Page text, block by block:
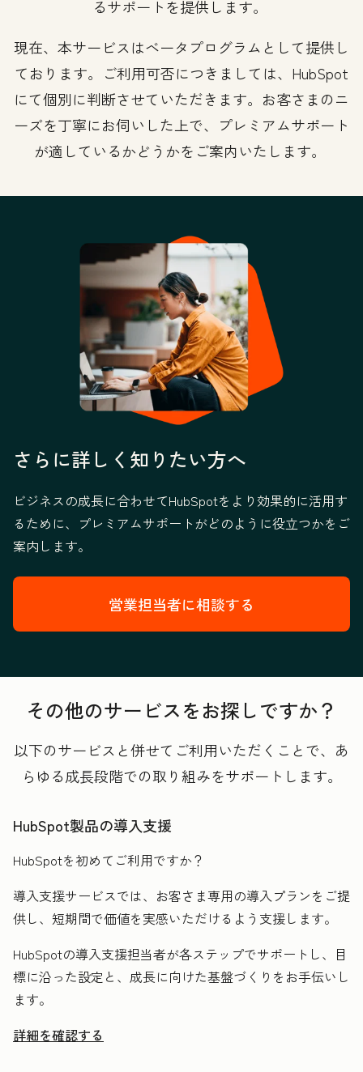
るサポートを提供します。
現在、本サービスはベータプログラムとして提供し
ております。ご利用可否につきましては、HubSpot
にて個別に判断させていただきます。お客さまのニ
ーズを丁寧にお伺いした上で、プレミアムサポート
が適しているかどうかをご案内いたします。
さらに詳しく知りたい方へ
ビジネスの成長に合わせてHubSpotをより効果的に活用す
るために、プレミアムサポートがどのように役立つかをご
案内します。
営業担当者に相談する
その他のサービスをお探しですか？
以下のサービスと併せてご利用いただくことで、あ
らゆる成長段階での取り組みをサポートします。
HubSpot製品の導入支援
HubSpotを初めてご利用ですか？
導入支援サービスでは、お客さま専用の導入プランをご提
供し、短期間で価値を実感いただけるよう支援します。
HubSpotの導入支援担当者が各ステップでサポートし、目
標に沿った設定と、成長に向けた基盤づくりをお手伝いし
ます。
詳細を確認する